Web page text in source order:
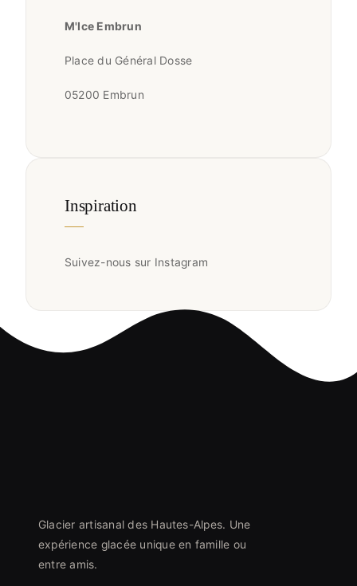
M'Ice Embrun
Place du Général Dosse
05200 Embrun
Inspiration
Suivez-nous sur Instagram
Glacier artisanal des Hautes-Alpes. Une
expérience glacée unique en famille ou
entre amis.